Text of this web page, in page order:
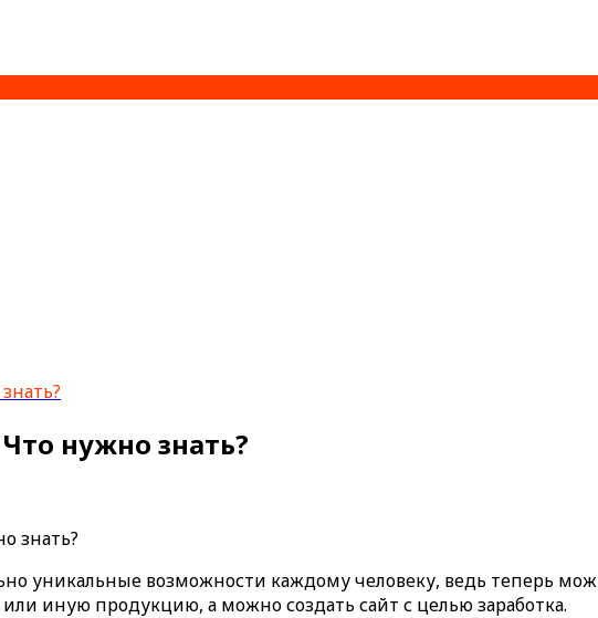
нужно знать?
уникальные возможности каждому человеку, ведь теперь
иную продукцию, а можно создать сайт с целью заработка.